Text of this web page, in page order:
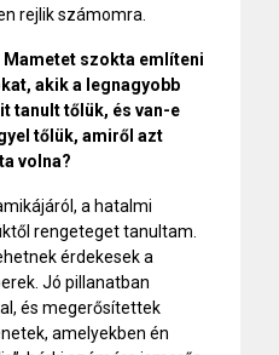
rejlik számomra.
Mametet szokta említeni
akik a legnagyobb
tanult tőlük, és van-e
tőlük, amiről azt
volna?
a hatalmi
rengeteget tanultam.
érdekesek a
Jó pillanatban
és megerősítettek
amelyekben én